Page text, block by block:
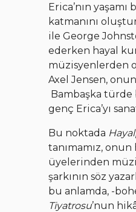
Erica’nın
katmanını
ile George
ederken hayal
müzisyenlerden
Axel Jensen,
Bambaşka türde
genç Erica’yı
Bu noktada
tanımamız,
üyelerinden
şarkının söz
bu anlamda, -
Tiyatrosu’nun